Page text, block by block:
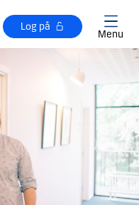
Log på
Menu